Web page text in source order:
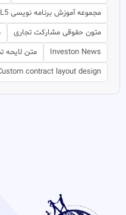
مجموعه آموزش برنامه نویسی MQL5 فارسی
متون حقوقی مشارکت تجاری
Investon News
متن لایحه
contract layout design